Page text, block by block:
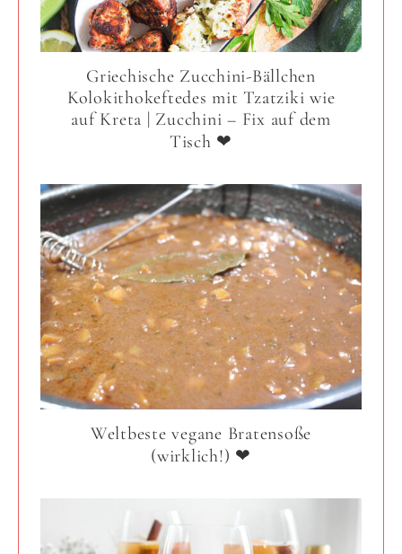
Griechische Zucchini-Bällchen
Kolokithokeftedes mit Tzatziki wie
auf Kreta | Zucchini – Fix auf dem
Tisch ❤
Weltbeste vegane Bratensoße
(wirklich!) ❤